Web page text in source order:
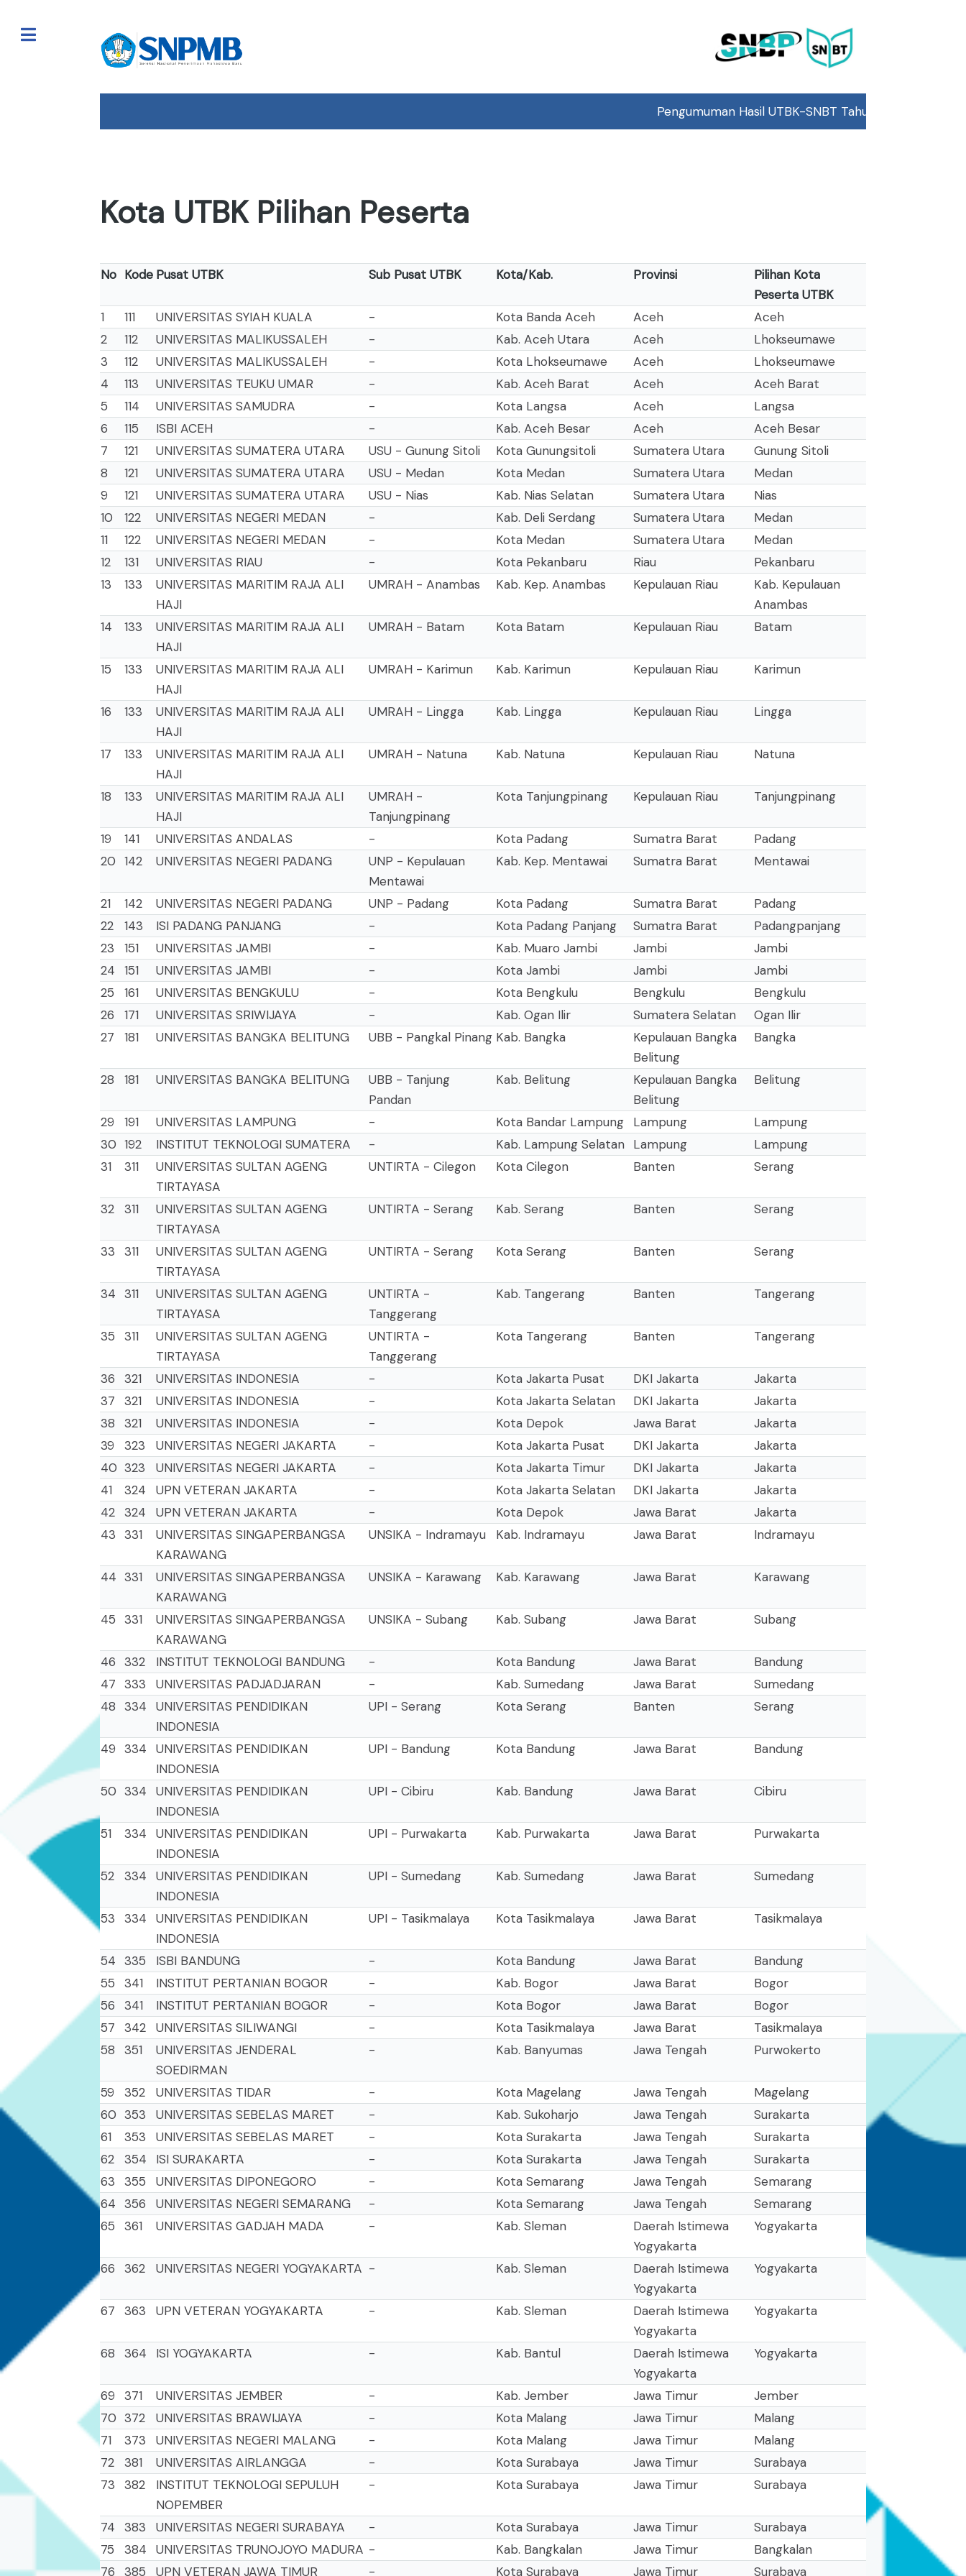
Pengumuman Hasil UTBK-SNBT Tahun 2026 pada 25 Mei 2026,
Kota UTBK Pilihan Peserta
No Kode Pusat UTBK Sub Pusat UTBK Kota/Kab. Provinsi
Pilihan Kota
Peserta UTBK
1
111 UNIVERSITAS SYIAH KUALA - Kota Banda Aceh Aceh
Aceh
2
112 UNIVERSITAS MALIKUSSALEH - Kab. Aceh Utara Aceh
Lhokseumawe
3
112 UNIVERSITAS MALIKUSSALEH - Kota Lhokseumawe Aceh
Lhokseumawe
4
113 UNIVERSITAS TEUKU UMAR - Kab. Aceh Barat Aceh
Aceh Barat
5
114 UNIVERSITAS SAMUDRA - Kota Langsa Aceh
Langsa
6
115 ISBI ACEH - Kab. Aceh Besar Aceh
Aceh Besar
7
121 UNIVERSITAS SUMATERA UTARA USU - Gunung Sitoli Kota Gunungsitoli Sumatera Utara
Gunung Sitoli
8
121 UNIVERSITAS SUMATERA UTARA USU - Medan Kota Medan Sumatera Utara
Medan
9
121 UNIVERSITAS SUMATERA UTARA USU - Nias Kab. Nias Selatan Sumatera Utara
Nias
10
122 UNIVERSITAS NEGERI MEDAN - Kab. Deli Serdang Sumatera Utara
Medan
11
122 UNIVERSITAS NEGERI MEDAN - Kota Medan Sumatera Utara
Medan
12
131 UNIVERSITAS RIAU - Kota Pekanbaru Riau
Pekanbaru
13
133
UNIVERSITAS MARITIM RAJA ALI
HAJI
UMRAH - Anambas Kab. Kep. Anambas Kepulauan Riau
Kab. Kepulauan
Anambas
14
133
UNIVERSITAS MARITIM RAJA ALI
HAJI
UMRAH - Batam Kota Batam Kepulauan Riau Batam
15 133
UNIVERSITAS MARITIM RAJA ALI
HAJI
UMRAH - Karimun Kab. Karimun Kepulauan Riau Karimun
16 133
UNIVERSITAS MARITIM RAJA ALI
HAJI
UMRAH - Lingga Kab. Lingga Kepulauan Riau Lingga
17 133
UNIVERSITAS MARITIM RAJA ALI
HAJI
UMRAH - Natuna Kab. Natuna Kepulauan Riau Natuna
18 133
UNIVERSITAS MARITIM RAJA ALI
HAJI
UMRAH -
Tanjungpinang
Kota Tanjungpinang Kepulauan Riau Tanjungpinang
19 141 UNIVERSITAS ANDALAS - Kota Padang Sumatra Barat
Padang
20
142 UNIVERSITAS NEGERI PADANG
UNP - Kepulauan
Mentawai
Kab. Kep. Mentawai Sumatra Barat Mentawai
21 142 UNIVERSITAS NEGERI PADANG UNP - Padang Kota Padang Sumatra Barat
Padang
22
143 ISI PADANG PANJANG - Kota Padang Panjang Sumatra Barat
Padangpanjang
23
151 UNIVERSITAS JAMBI - Kab. Muaro Jambi Jambi
Jambi
24
151 UNIVERSITAS JAMBI - Kota Jambi Jambi
Jambi
25
161 UNIVERSITAS BENGKULU - Kota Bengkulu Bengkulu
Bengkulu
26
171 UNIVERSITAS SRIWIJAYA - Kab. Ogan Ilir Sumatera Selatan
Ogan Ilir
27
181 UNIVERSITAS BANGKA BELITUNG UBB - Pangkal Pinang Kab. Bangka
Kepulauan Bangka
Belitung
Bangka
28 181 UNIVERSITAS BANGKA BELITUNG
UBB - Tanjung
Pandan
Kab. Belitung
Kepulauan Bangka
Belitung
Belitung
29 191 UNIVERSITAS LAMPUNG - Kota Bandar Lampung Lampung
Lampung
30 192 INSTITUT TEKNOLOGI SUMATERA - Kab. Lampung Selatan Lampung
Lampung
31
311
UNIVERSITAS SULTAN AGENG
TIRTAYASA
UNTIRTA - Cilegon Kota Cilegon Banten Serang
32 311
UNIVERSITAS SULTAN AGENG
TIRTAYASA
UNTIRTA - Serang Kab. Serang Banten Serang
33 311
UNIVERSITAS SULTAN AGENG
TIRTAYASA
UNTIRTA - Serang Kota Serang Banten Serang
34 311
UNIVERSITAS SULTAN AGENG
TIRTAYASA
UNTIRTA -
Tanggerang
Kab. Tangerang Banten Tangerang
35 311
UNIVERSITAS SULTAN AGENG
TIRTAYASA
UNTIRTA -
Tanggerang
Kota Tangerang Banten Tangerang
36 321 UNIVERSITAS INDONESIA - Kota Jakarta Pusat DKI Jakarta
Jakarta
37
321 UNIVERSITAS INDONESIA - Kota Jakarta Selatan DKI Jakarta
Jakarta
38
321 UNIVERSITAS INDONESIA - Kota Depok Jawa Barat
Jakarta
39
323 UNIVERSITAS NEGERI JAKARTA - Kota Jakarta Pusat DKI Jakarta
Jakarta
40 323 UNIVERSITAS NEGERI JAKARTA - Kota Jakarta Timur DKI Jakarta
Jakarta
41
324 UPN VETERAN JAKARTA - Kota Jakarta Selatan DKI Jakarta
Jakarta
42
324 UPN VETERAN JAKARTA - Kota Depok Jawa Barat
Jakarta
43
331
UNIVERSITAS SINGAPERBANGSA
KARAWANG
UNSIKA - Indramayu Kab. Indramayu Jawa Barat Indramayu
44 331
UNIVERSITAS SINGAPERBANGSA
KARAWANG
UNSIKA - Karawang Kab. Karawang Jawa Barat Karawang
45 331
UNIVERSITAS SINGAPERBANGSA
KARAWANG
UNSIKA - Subang Kab. Subang Jawa Barat Subang
46 332 INSTITUT TEKNOLOGI BANDUNG - Kota Bandung Jawa Barat
Bandung
47
333 UNIVERSITAS PADJADJARAN - Kab. Sumedang Jawa Barat
Sumedang
48
334
UNIVERSITAS PENDIDIKAN
INDONESIA
UPI - Serang Kota Serang Banten Serang
49 334
UNIVERSITAS PENDIDIKAN
INDONESIA
UPI - Bandung Kota Bandung Jawa Barat Bandung
50 334
UNIVERSITAS PENDIDIKAN
INDONESIA
UPI - Cibiru Kab. Bandung Jawa Barat Cibiru
51 334
UNIVERSITAS PENDIDIKAN
INDONESIA
UPI - Purwakarta Kab. Purwakarta Jawa Barat Purwakarta
52 334
UNIVERSITAS PENDIDIKAN
INDONESIA
UPI - Sumedang Kab. Sumedang Jawa Barat Sumedang
53 334
UNIVERSITAS PENDIDIKAN
INDONESIA
UPI - Tasikmalaya Kota Tasikmalaya Jawa Barat Tasikmalaya
54 335 ISBI BANDUNG - Kota Bandung Jawa Barat
Bandung
55
341 INSTITUT PERTANIAN BOGOR - Kab. Bogor Jawa Barat
Bogor
56
341 INSTITUT PERTANIAN BOGOR - Kota Bogor Jawa Barat
Bogor
57
342 UNIVERSITAS SILIWANGI - Kota Tasikmalaya Jawa Barat
Tasikmalaya
58
351
UNIVERSITAS JENDERAL
SOEDIRMAN
- Kab. Banyumas Jawa Tengah Purwokerto
59 352 UNIVERSITAS TIDAR - Kota Magelang Jawa Tengah
Magelang
60 353 UNIVERSITAS SEBELAS MARET - Kab. Sukoharjo Jawa Tengah
Surakarta
61
353 UNIVERSITAS SEBELAS MARET - Kota Surakarta Jawa Tengah
Surakarta
62
354 ISI SURAKARTA - Kota Surakarta Jawa Tengah
Surakarta
63
355 UNIVERSITAS DIPONEGORO - Kota Semarang Jawa Tengah
Semarang
64
356 UNIVERSITAS NEGERI SEMARANG - Kota Semarang Jawa Tengah
Semarang
65
361 UNIVERSITAS GADJAH MADA - Kab. Sleman
Daerah Istimewa
Yogyakarta
Yogyakarta
66 362 UNIVERSITAS NEGERI YOGYAKARTA - Kab. Sleman
Daerah Istimewa
Yogyakarta
Yogyakarta
67 363 UPN VETERAN YOGYAKARTA - Kab. Sleman
Daerah Istimewa
Yogyakarta
Yogyakarta
68 364 ISI YOGYAKARTA - Kab. Bantul
Daerah Istimewa
Yogyakarta
Yogyakarta
69 371 UNIVERSITAS JEMBER - Kab. Jember Jawa Timur
Jember
70 372 UNIVERSITAS BRAWIJAYA - Kota Malang Jawa Timur
Malang
71
373 UNIVERSITAS NEGERI MALANG - Kota Malang Jawa Timur
Malang
72
381 UNIVERSITAS AIRLANGGA - Kota Surabaya Jawa Timur
Surabaya
73
382
INSTITUT TEKNOLOGI SEPULUH
NOPEMBER
- Kota Surabaya Jawa Timur Surabaya
74 383 UNIVERSITAS NEGERI SURABAYA - Kota Surabaya Jawa Timur
Surabaya
75
384 UNIVERSITAS TRUNOJOYO MADURA - Kab. Bangkalan Jawa Timur
Bangkalan
76
385 UPN VETERAN JAWA TIMUR - Kota Surabaya Jawa Timur Surabaya